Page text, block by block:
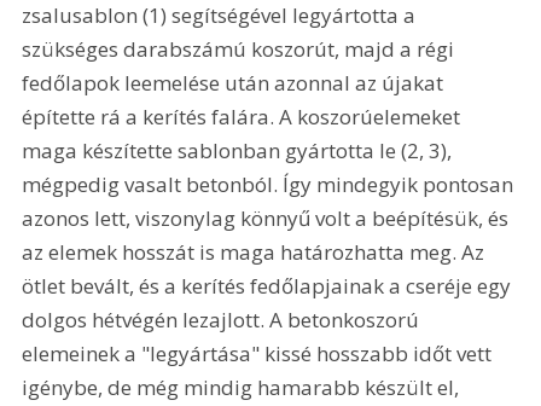
zsalusablon (1) segítségével legyártotta a
szükséges darabszámú koszorút, majd a régi
fedőlapok leemelése után azonnal az újakat
építette rá a kerítés falára. A koszorúelemeket
maga készítette sablonban gyártotta le (2, 3),
mégpedig vasalt betonból. Így mindegyik pontosan
azonos lett, viszonylag könnyű volt a beépítésük, és
az elemek hosszát is maga határozhatta meg. Az
ötlet bevált, és a kerítés fedőlapjainak a cseréje egy
dolgos hétvégén lezajlott. A betonkoszorú
elemeinek a "legyártása" kissé hosszabb időt vett
igénybe, de még mindig hamarabb készült el,